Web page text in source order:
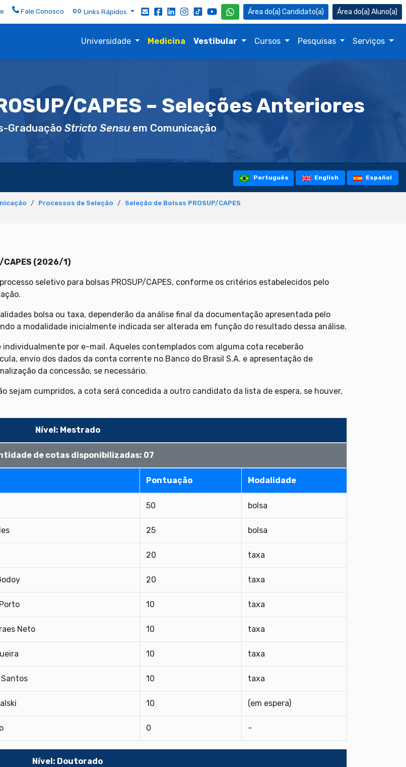
Fale Conosco Links Rápidos Candidato(a) Aluno(a)
Universidade Medicina Vestibular Cursos Pesquisas Serviços
CAPES – Seleções Anteriores
Graduação Stricto Sensu em Comunicação
Português English Español
Processos de Seleção
Seleção de Bolsas PROSUP/CAPES
CAPES (2026/1)
seletivo para bolsas PROSUP/CAPES, conforme os critérios estabelecidos pelo
bolsa ou taxa, dependerão da análise final da documentação apresentada pelo
a modalidade inicialmente indicada ser alterada em função do resultado dessa análise.
por e-mail. Aqueles contemplados com alguma cota receberão
envio dos dados da conta corrente no Banco do Brasil S.A. e apresentação de
da concessão, se necessário.
sejam cumpridos, a cota será concedida a outro candidato da lista de espera, se houver,
Nível: Mestrado
de cotas disponibilizadas: 07
Pontuação Modalidade
50 bolsa
25 bolsa
20 taxa
20 taxa
10 taxa
Neto 10 taxa
10 taxa
10 taxa
10 (em espera)
0 -
Nível: Doutorado